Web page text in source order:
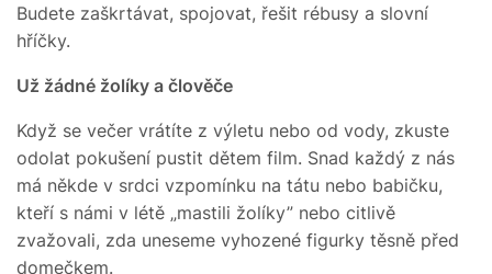
Budete zaškrtávat, spojovat, řešit rébusy a slovní
hříčky.
Už žádné žolíky a člověče
Když se večer vrátíte z výletu nebo od vody, zkuste
odolat pokušení pustit dětem film. Snad každý z nás
má někde v srdci vzpomínku na tátu nebo babičku,
kteří s námi v létě „mastili žolíky” nebo citlivě
zvažovali, zda uneseme vyhozené figurky těsně před
domečkem.